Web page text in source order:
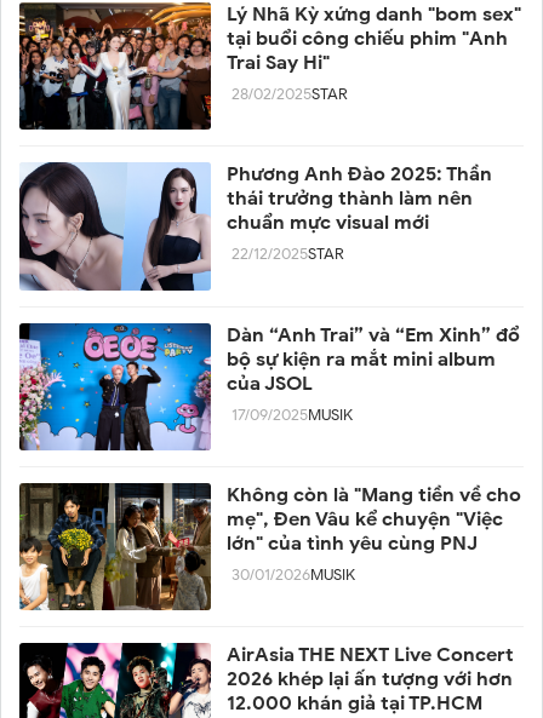
Lý Nhã Kỳ xứng danh "bom sex"
tại buổi công chiếu phim "Anh
Trai Say Hi"
28/02/2025STAR
Phương Anh Đào 2025: Thần
thái trưởng thành làm nên
chuẩn mực visual mới
22/12/2025STAR
Dàn “Anh Trai” và “Em Xinh” đổ
bộ sự kiện ra mắt mini album
của JSOL
17/09/2025MUSIK
Không còn là "Mang tiền về cho
mẹ", Đen Vâu kể chuyện "Việc
lớn" của tình yêu cùng PNJ
30/01/2026MUSIK
AirAsia THE NEXT Live Concert
2026 khép lại ấn tượng với hơn
12.000 khán giả tại TP.HCM